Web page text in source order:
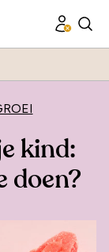
kind:
doen?